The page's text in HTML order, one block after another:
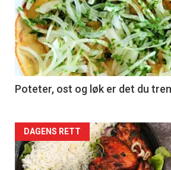
Poteter, ost og løk er det du
Forsiden
akkurat
DAGENS RETT